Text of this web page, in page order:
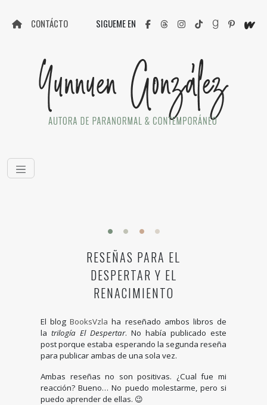
CONTÁCTO SIGUEME EN
RESEÑAS PARA EL
DESPERTAR Y EL
RENACIMIENTO
El blogBooksVzla ha reseñado ambos libros de
la trilogía El Despertar. No había publicado este
post porque estaba esperando la segunda reseña
para publicar ambas de una sola vez.
Ambas reseñas no son positivas. ¿Cual fue mi
reacción? Bueno… No puedo molestarme, pero si
puedo aprender de ellas. 😉